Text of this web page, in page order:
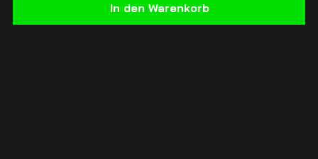
In den Warenkorb